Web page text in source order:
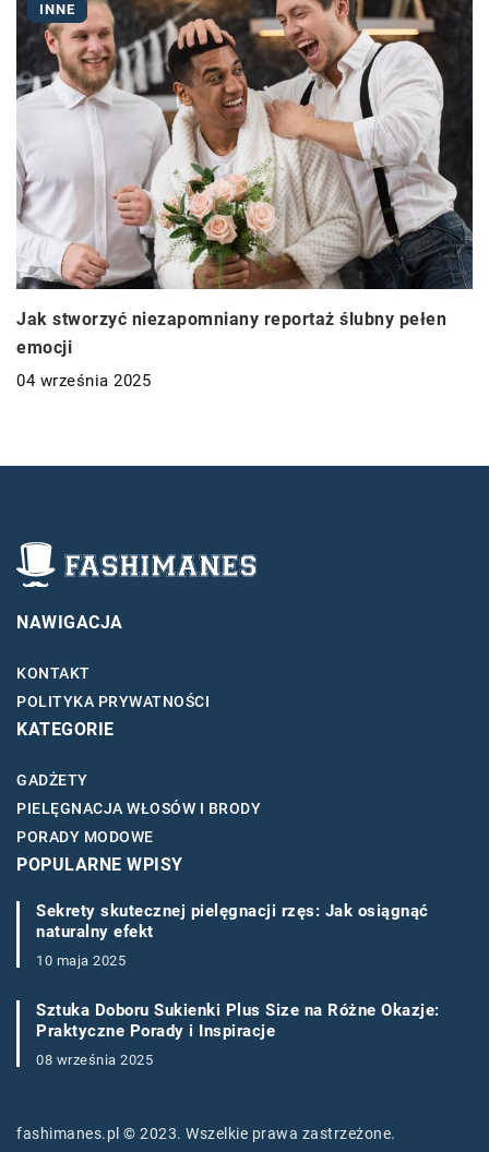
INNE
Jak stworzyć niezapomniany reportaż ślubny pełen
emocji
04 września 2025
NAWIGACJA
KONTAKT
POLITYKA PRYWATNOŚCI
KATEGORIE
GADŻETY
PIELĘGNACJA WŁOSÓW I BRODY
PORADY MODOWE
POPULARNE WPISY
Sekrety skutecznej pielęgnacji rzęs: Jak osiągnąć
naturalny efekt
10 maja 2025
Sztuka Doboru Sukienki Plus Size na Różne Okazje:
Praktyczne Porady i Inspiracje
08 września 2025
fashimanes.pl © 2023. Wszelkie prawa zastrzeżone.